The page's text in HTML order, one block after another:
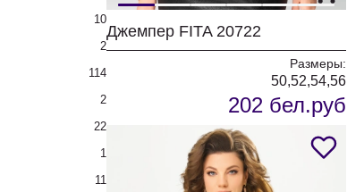
10
2
114
2
22
1
11
Джемпер FITA 20722
Размеры:
50,52,54,56
202 бел.руб